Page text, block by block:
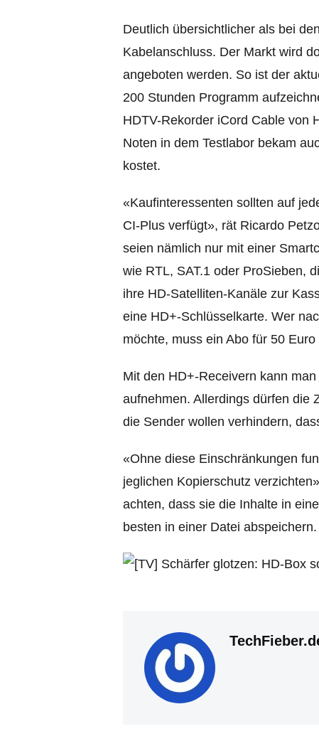
Deutlich übersichtlicher als bei
Kabelanschluss. Der Markt wird
angeboten werden. So ist der
200 Stunden Programm
HDTV-Rekorder iCord Cable von
Noten in dem Testlabor bekam
kostet.
«Kaufinteressenten sollten auf
CI-Plus verfügt», rät Ricardo
seien nämlich nur mit einer
wie RTL, SAT.1 oder ProSieben,
ihre HD-Satelliten-Kanäle zur
eine HD+-Schlüsselkarte. Wer
möchte, muss ein Abo für 50
Mit den HD+-Receivern kann
aufnehmen. Allerdings dürfen die
die Sender wollen verhindern,
«Ohne diese Einschränkungen
jeglichen Kopierschutz
achten, dass sie die Inhalte in
besten in einer Datei abspeichern.